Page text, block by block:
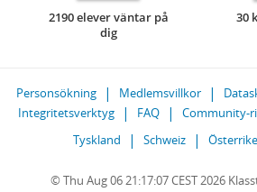
2190 elever väntar på
dig
30
Personsökning Medlemsvillkor
Integritetsverktyg
FAQ Community-
Tyskland
Schweiz Österrike
© Thu Aug 06 21:17:07 CEST 2026